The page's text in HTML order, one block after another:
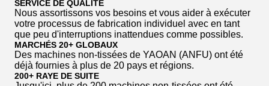
SERVICE DE QUALITÉ
Nous assortissons vos besoins et vous aider à exécuter
votre processus de fabrication individuel avec en tant
que peu d'interruptions inattendues comme possibles.
MARCHÉS 20+ GLOBAUX
Des machines non-tissées de YAOAN (ANFU) ont été
déjà fournies à plus de 20 pays et régions.
200+ RAYE DE SUITE